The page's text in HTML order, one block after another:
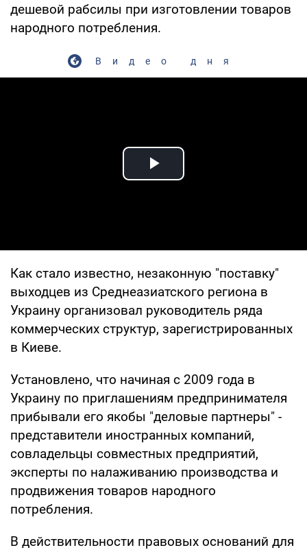
дешевой рабсилы при изготовлении товаров
народного потребления.
Видео дня
Play Video
Как стало известно, незаконную "поставку"
выходцев из Среднеазиатского региона в
Украину организовал руководитель ряда
коммерческих структур, зарегистрированных
в Киеве.
Установлено, что начиная с 2009 года в
Украину по приглашениям предпринимателя
прибывали его якобы "деловые партнеры" -
представители иностранных компаний,
совладельцы совместных предприятий,
эксперты по налаживанию производства и
продвижения товаров народного
потребления.
В действительности правовых оснований для